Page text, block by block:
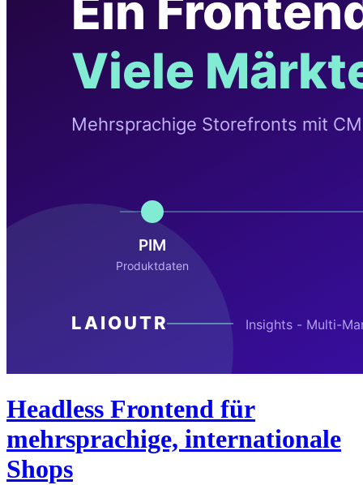
Headless Frontend für
mehrsprachige, internationale
Shops